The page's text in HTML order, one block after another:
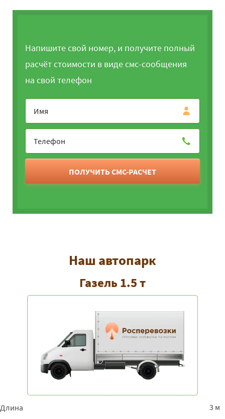
Напишите свой номер, и получите полный
расчёт стоимости в виде смс-сообщения
на свой телефон
ПОЛУЧИТЬ СМС-РАСЧЕТ
Наш автопарк
Газель 1.5 т
Длина 3 м